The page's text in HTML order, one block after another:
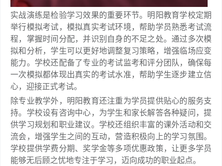
实战演练是检验学习效果的重要环节。明阳教育学校定期
举行模拟考试，模拟真实考试环境，帮助学员熟悉考试流
程，掌握时间分配，并识别自身的不足之处。通过多次模
拟和分析，学生可以更好地调整复习策略，增强临场应变
能力。学校还配备了专业的考试监考和评分团队，确保每
一次模拟都体现出真实的考试水准，帮助学生逐步建立信
心，迎接正式考试。
除专业教学外，明阳教育还注重为学员提供贴心的服务支
持。学校设有咨询中心，为学生和家长解答各种疑问，提
供学习规划和职业建议。学校还组织丰富的课外活动和交
流会，增强学生之间的互动，营造积极向上的学习氛围。
学校提供学费分期、奖学金等多项优惠政策，让更多学员
能够无后顾之忧地专注于学习，迈向成功的职业起点。